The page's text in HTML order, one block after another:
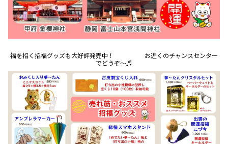
福を招く招福グッズも大好評発売中！ お近くのチャンスセンター
でどうぞ～♬